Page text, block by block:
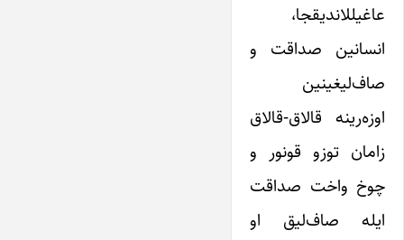
عاغیللاندیقجا،
انسانین صداقت و
صاف‌لیغینین
اوزه‌رینه قالاق-قالاق
زامان توزو قونور و
چوخ واخت صداقت
ایله صاف‌لیق او